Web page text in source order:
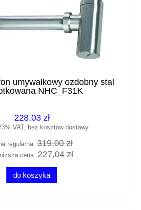
umywalkowy ozdobny stal
NHC_F31K
228,03 zł
VAT, bez kosztów dostawy
regularna: 319,00 zł
cena: 227,04 zł
do koszyka